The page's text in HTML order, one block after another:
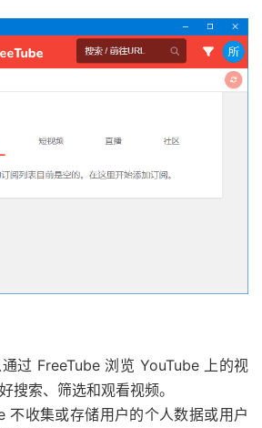
过 FreeTube 浏览 YouTube 上的视
搜索、筛选和观看视频。
不收集或存储用户的个人数据或用户